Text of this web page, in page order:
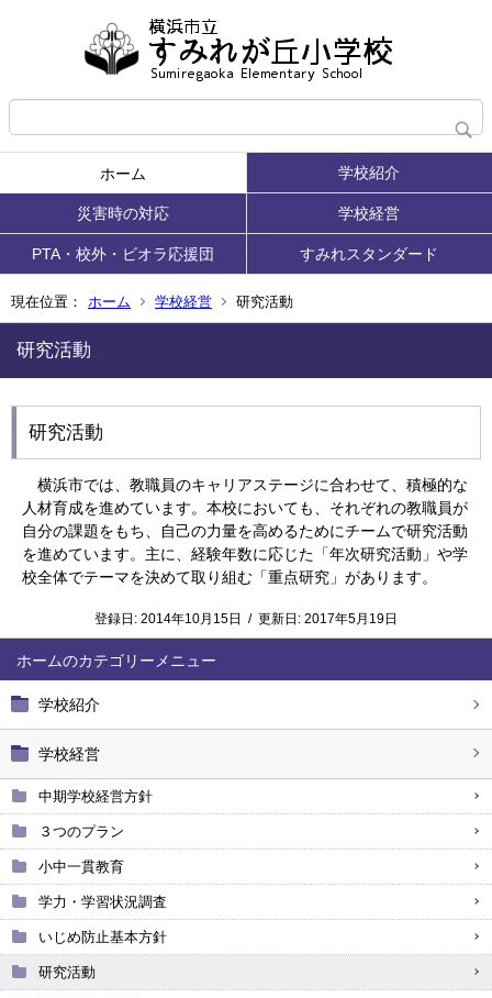
ホーム 学校紹介
災害時の対応 学校経営
PTA・校外・ビオラ応援団 すみれスタンダード
現在位置： ホーム 学校経営 研究活動
ホーム
学校紹介
学校経営
中期学校経営方針
３つのプラン
小中一貫教育
学力・学習状況調査
いじめ防止基本方針
研究活動
研究活動
研究活動
横浜市では、教職員のキャリアステージに合わせて、積極的な
人材育成を進めています。本校においても、それぞれの教職員が
自分の課題をもち、自己の力量を高めるためにチームで研究活動
を進めています。主に、経験年数に応じた「年次研究活動」や学
校全体でテーマを決めて取り組む「重点研究」があります。
登録日: 2014年10月15日 / 更新日: 2017年5月19日